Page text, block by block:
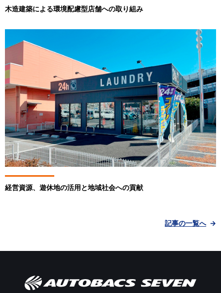
木造建築による環境配慮型店舗への取り組み
経営資源、遊休地の活用と地域社会への貢献
記事の一覧へ